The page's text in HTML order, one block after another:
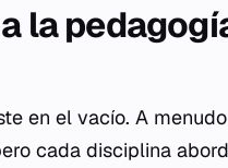
la
en el vacío. A
cada disciplina